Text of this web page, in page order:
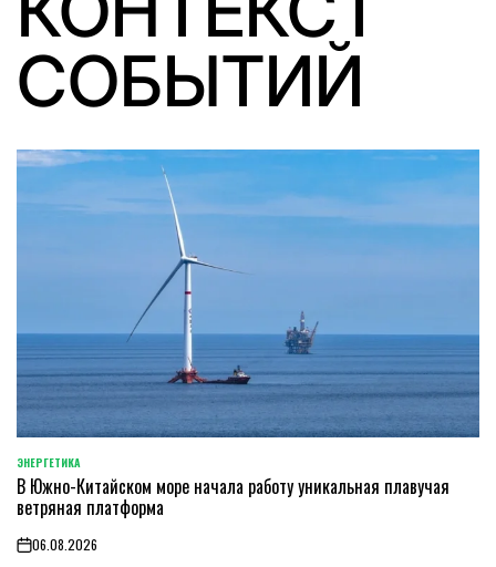
СОБЫТИЙ
POSTED
IN
ЭНЕРГЕТИКА
В Южно-Китайском море начала работу уникальная плавучая
ветряная платформа
on06.08.2026